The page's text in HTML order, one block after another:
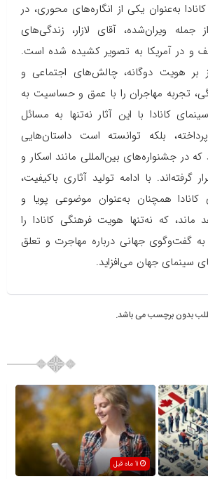
به‌عنوان یکی از انگاره‌های محوری، در
جمله ویران‌شده، آقای لازار، زندگی‌های
و در آمریکا به تصویر کشیده شده است.
بر هویت دوگانه، چالش‌های اجتماعی و
تجربه مهاجران را با عمق و حساسیت به
کانادا با این آثار نه‌تنها به مسائل
بلکه توانسته است داستان‌هایی
در جشنواره‌های بین‌المللی مانند اسکار و
با ادامه تولید آثاری باکیفیت،
همچنان به‌عنوان موضوعی پویا و
ماند، که نه‌تنها هویت فرهنگی کانادا را
گفت‌وگوی جهانی درباره مهاجرت و تعلق
سینمای جهان می‌افزاید.
بدون برچسب می باشد.